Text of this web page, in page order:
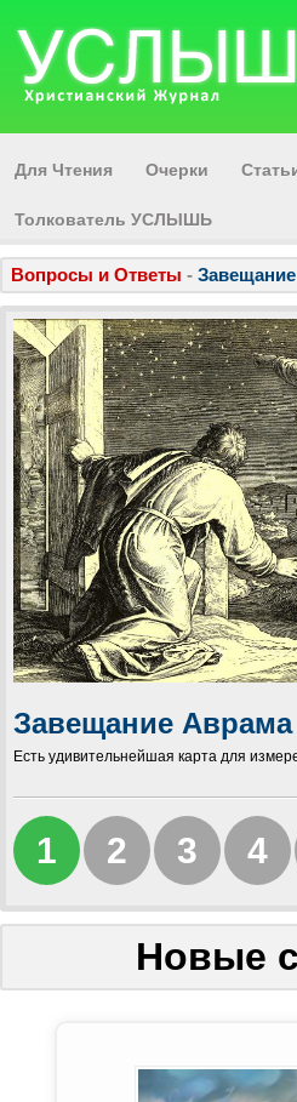
Для Чтения Очерки
Толкователь УСЛЫШЬ
Вопросы и Ответы -
Баллады И Поэмы-Я в Мире
Песня-Не Бабушкам, -
Баллады И Поэмы-Десять
Вершины Русской Поэзии-Дай
Короткие Факты-Времена
Толкователь УСЛЫШЬ-Что
Знаешь ли-Иногда Нам
Статьи-Круговая Черта
ПРИБАУТКИ-Дым и Солнце
Завещание Аврама
Есть удивительнейшая карта для
1 2 3 4
Новые